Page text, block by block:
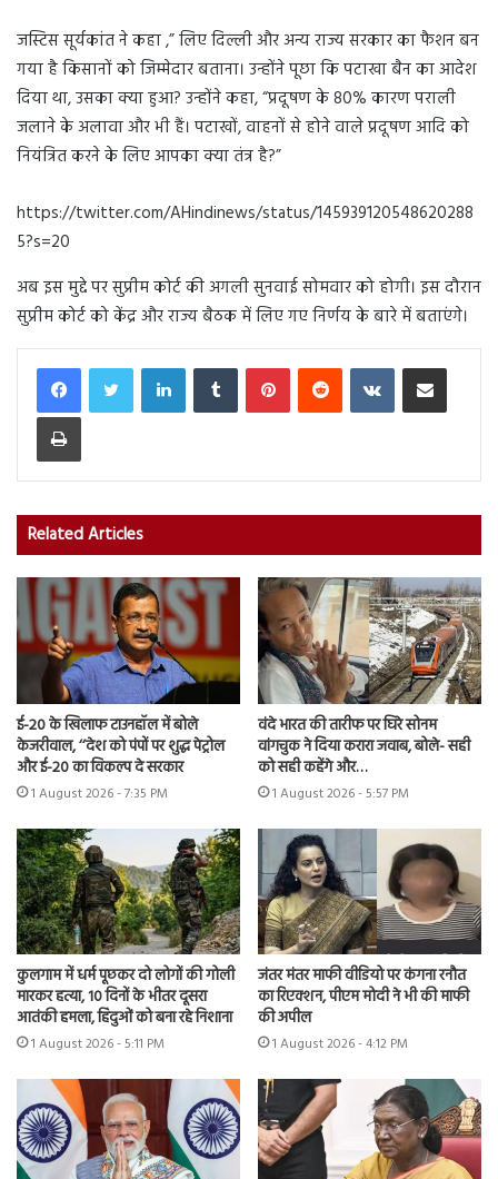
जस्टिस सूर्यकांत ने कहा ,” लिए दिल्ली और अन्य राज्य सरकार का फैशन बन
गया है किसानों को जिम्मेदार बताना। उन्होंने पूछा कि पटाखा बैन का आदेश
दिया था, उसका क्या हुआ? उन्होंने कहा, “प्रदूषण के 80% कारण पराली
जलाने के अलावा और भी हैं। पटाखों, वाहनों से होने वाले प्रदूषण आदि को
नियंत्रित करने के लिए आपका क्या तंत्र है?”
https://twitter.com/AHindinews/status/145939120548620288
5?s=20
अब इस मुद्दे पर सुप्रीम कोर्ट की अगली सुनवाई सोमवार को होगी। इस दौरान
सुप्रीम कोर्ट को केंद्र और राज्य बैठक में लिए गए निर्णय के बारे में बताएंगे।
LinkedInTumblr PinterestReddit VKontakteShare via Email
Print
Related Articles
ई-20 के खिलाफ टाउनहॉल में बोले
केजरीवाल, ‘‘देश को पंपों पर शुद्ध पेट्रोल
और ई-20 का विकल्प दे सरकार
1 August 2026 - 7:35 PM
वंदे भारत की तारीफ पर घिरे सोनम
वांगचुक ने दिया करारा जवाब, बोले- सही
को सही कहेंगे और…
1 August 2026 - 5:57 PM
कुलगाम में धर्म पूछकर दो लोगों की गोली
मारकर हत्या, 10 दिनों के भीतर दूसरा
आतंकी हमला, हिंदुओं को बना रहे निशाना
1 August 2026 - 5:11 PM
जंतर मंतर माफी वीडियो पर कंगना रनौत
का रिएक्शन, पीएम मोदी ने भी की माफी
की अपील
1 August 2026 - 4:12 PM